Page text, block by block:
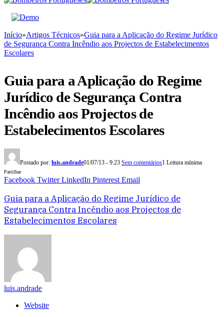
Início»Artigos Técnicos»Guia para a Aplicação do Regime Jurídico
de Segurança Contra Incêndio aos Projectos de Estabelecimentos
Escolares
Guia para a Aplicação do Regime
Jurídico de Segurança Contra
Incêndio aos Projectos de
Estabelecimentos Escolares
Postado por: luis.andrade01/07/13 - 9:23 Sem comentários1 Leitura mínima
Partilhar
Facebook Twitter LinkedIn Pinterest Email
Guia para a Aplicação do Regime Jurídico de
Segurança Contra Incêndio aos Projectos de
Estabelecimentos Escolares
luis.andrade
Website